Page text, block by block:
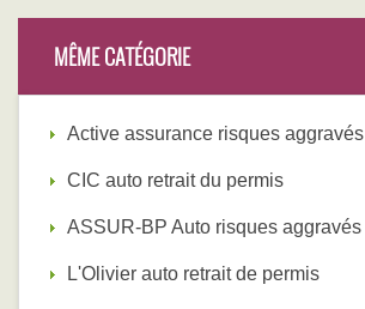
MÊME CATÉGORIE
Active assurance risques aggravés
CIC auto retrait du permis
ASSUR-BP Auto risques aggravés
L'Olivier auto retrait de permis